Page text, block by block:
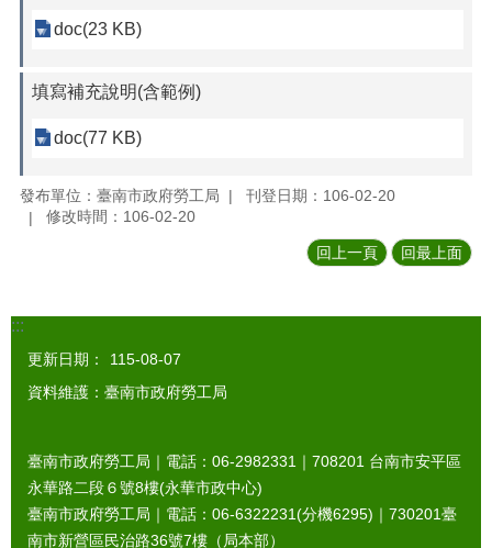
doc(23 KB)
填寫補充說明(含範例)
doc(77 KB)
發布單位：臺南市政府勞工局
刊登日期：106-02-20
修改時間：106-02-20
回上一頁 回最上面
:::
更新日期：
115-08-07
資料維護：臺南市政府勞工局
臺南市政府勞工局｜電話：06-2982331｜ 708201 台南市安平區
永華路二段６號8樓(永華市政中心)
臺南市政府勞工局｜電話：06-6322231(分機6295)｜ 730201臺
南市新營區民治路36號7樓（局本部）